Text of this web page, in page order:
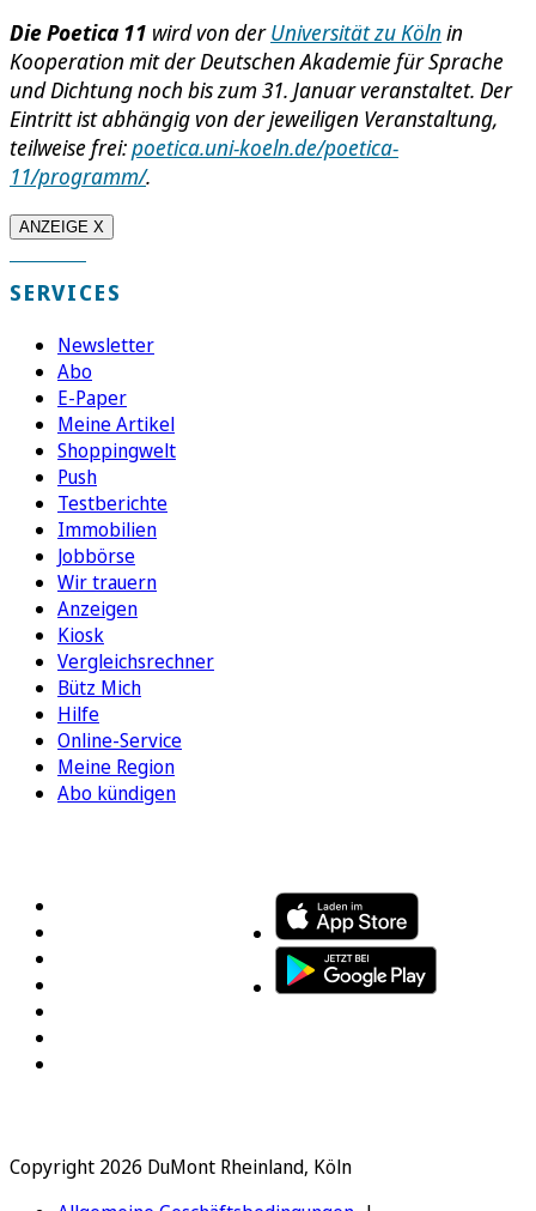
DiePoetica 11 wird von derUniversität zu Köln in
Kooperation mit der Deutschen Akademie für Sprache
und Dichtung noch bis zum 31. Januar veranstaltet. Der
Eintritt ist abhängig von der jeweiligen Veranstaltung,
teilweise frei:poetica.uni-koeln.de/poetica-
11/programm/.
ANZEIGE X
SERVICES
Newsletter
Abo
E-Paper
Meine Artikel
Shoppingwelt
Push
Testberichte
Immobilien
Jobbörse
Wir trauern
Anzeigen
Kiosk
Vergleichsrechner
Bütz Mich
Hilfe
Online-Service
Meine Region
Abo kündigen
Copyright 2026 DuMont Rheinland, Köln